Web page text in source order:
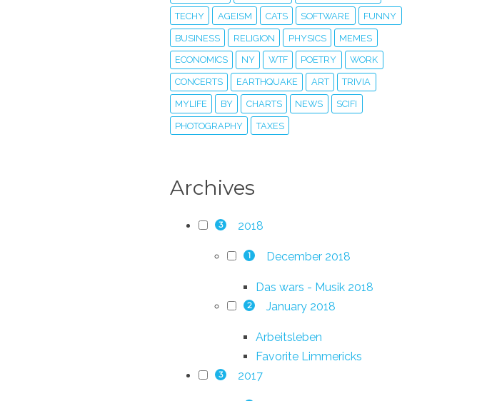
TECHY AGEISM CATS SOFTWARE FUNNY
BUSINESS RELIGION PHYSICS MEMES
ECONOMICS NY WTF POETRY WORK
CONCERTS EARTHQUAKE ART TRIVIA
MYLIFE BY CHARTS NEWS SCIFI
PHOTOGRAPHY TAXES
Archives
3 2018
1 December 2018
Das wars - Musik 2018
2 January 2018
Arbeitsleben
Favorite Limmericks
3 2017